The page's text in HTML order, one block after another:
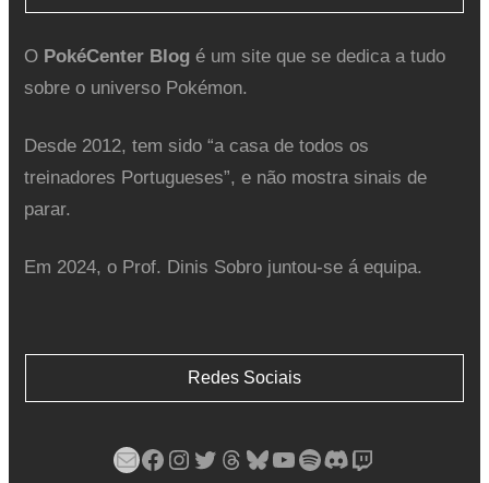
O PokéCenter Blogé um site que se dedica a tudo
sobre o universo Pokémon.
Desde 2012, tem sido “a casa de todos os
treinadores Portugueses”, e não mostra sinais de
parar.
Em 2024, o Prof. Dinis Sobro juntou-se á equipa.
Redes Sociais
Mail Facebook Instagram Twitter Threads Bluesky YouTube Spotify Discord Twitch